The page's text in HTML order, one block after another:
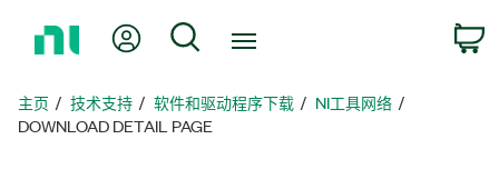
页
我的账户 搜索
主页 技术支持 软件和驱动程序下载
NI工具网络
DOWNLOAD DETAIL PAGE